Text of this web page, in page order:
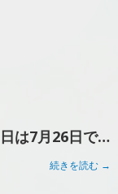
今年の土用の丑の日は7月26日です！
続きを読む →